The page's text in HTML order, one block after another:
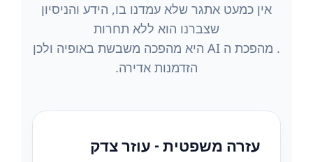
אין כמעט אתגר שלא עמדנו בו, הידע והניסיון
שצברנו הוא ללא תחרות
. מהפכת ה AI היא מהפכה משבשת באופיה ולכן
הזדמנות אדירה.
עזרה משפטית - עוזר צדק